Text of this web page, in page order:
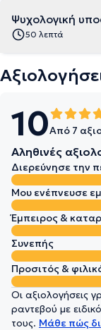
Ψυχολογική
50 λεπτά
10Από 7
Αληθινές
Διερεύνησε την
Μου ενέπνευσε
Έμπειρος &
Συνεπής
Προσιτός &
Οι αξιολογήσεις
ραντεβού με
τους. Μάθε πώς